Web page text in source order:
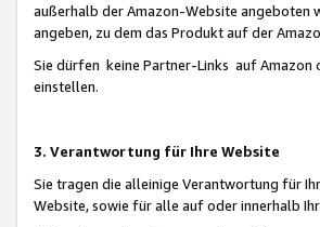
außerhalb der Amazon-Website angeboten
angeben, zu dem das Produkt auf der
Sie dürfen keine Partner-Links auf Amazon
einstellen.
3. Verantwortung für Ihre Website
Sie tragen die alleinige Verantwortung für
Website, sowie für alle auf oder innerhalb